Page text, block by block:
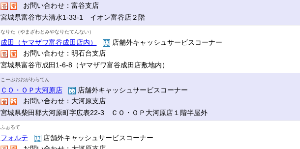
お問い合わせ：富谷支店
宮城県富谷市大清水1-33-1 イオン富谷店２階
なりた（やまざわとみやなりたてんない）
成田（ヤマザワ富谷成田店内）
店舗外キャッシュサービスコーナー
お問い合わせ：明石台支店
宮城県富谷市成田1-6-8（ヤマザワ富谷成田店敷地内）
こーぷおおがわらてん
ＣＯ・ＯＰ大河原店
店舗外キャッシュサービスコーナー
お問い合わせ：大河原支店
宮城県柴田郡大河原町字広表22-3 ＣＯ・ＯＰ大河原店１階半屋外
ふぉるて
フォルテ
店舗外キャッシュサービスコーナー